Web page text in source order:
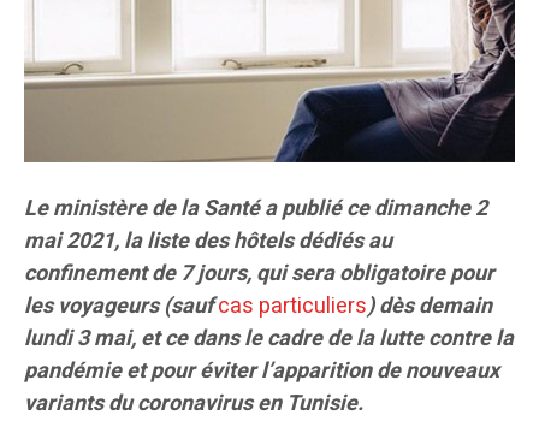
Le ministère de la Santé a publié ce dimanche 2
mai 2021, la liste des hôtels dédiés au
confinement de 7 jours, qui sera obligatoire pour
les voyageurs (saufcas particuliers) dès demain
lundi 3 mai, et ce dans le cadre de la lutte contre la
pandémie et pour éviter l’apparition de nouveaux
variants du coronavirus en Tunisie.